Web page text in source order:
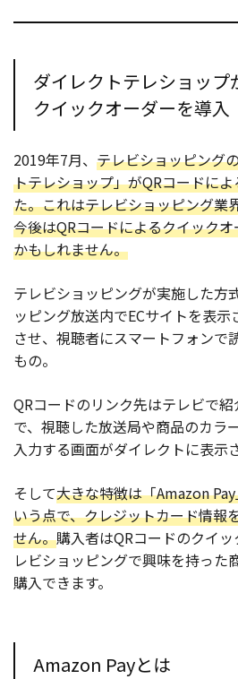
ダイレクトテレショップ
クイックオーダーを導入
2019年7月、 テレビショッピング
トテレショップ」がQRコードに
た。これはテレビショッピング業
今後はQRコードによるクイック
かもしれません。
テレビショッピングが実施した方
ッピング放送内でECサイトを表
させ、視聴者にスマートフォンで
もの。
QRコードのリンク先はテレビで
で、視聴した放送局や商品のカラ
入力する画面がダイレクトに表示
そして大きな特徴は「Amazon
いう点で、クレジットカード情報
せん。購入者はQRコードのクイ
レビショッピングで興味を持った
購入できます。
Amazon Payとは